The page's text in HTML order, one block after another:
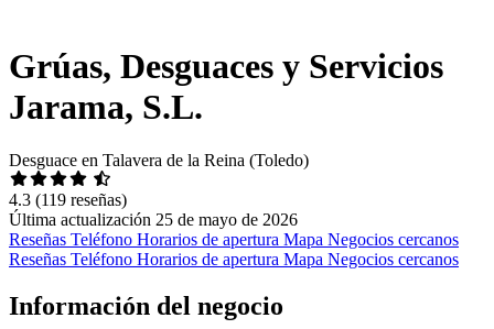
Grúas, Desguaces y Servicios
Jarama, S.L.
Desguace en Talavera de la Reina (Toledo)
4.3 (119 reseñas)
Última actualización 25 de mayo de 2026
Reseñas Teléfono Horarios de apertura Mapa Negocios cercanos
Reseñas Teléfono Horarios de apertura Mapa Negocios cercanos
Información del negocio